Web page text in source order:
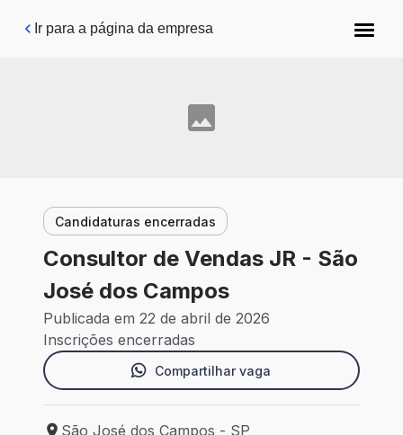
Pular para o conteúdo principal
Ir para a página da empresa
Candidaturas encerradas
Consultor de Vendas JR - São
José dos Campos
Publicada em 22 de abril de 2026
Inscrições encerradas
Compartilhar vaga
São José dos Campos - SP